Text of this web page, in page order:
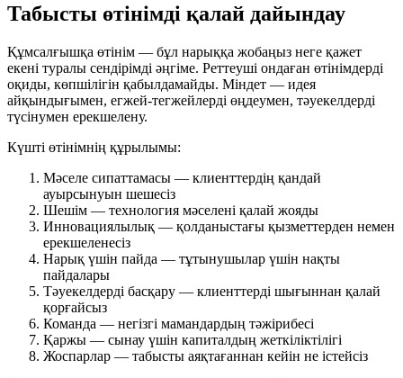
Табысты өтінімді қалай дайындау
Құмсалғышқа өтінім — бұл нарыққа жобаңыз неге қажет
екені туралы сендірімді әңгіме. Реттеуші ондаған өтінімдерді
оқиды, көпшілігін қабылдамайды. Міндет — идея
айқындығымен, егжей-тегжейлерді өңдеумен, тәуекелдерді
түсінумен ерекшелену.
Күшті өтінімнің құрылымы:
Мәселе сипаттамасы — клиенттердің қандай
ауырсынуын шешесіз
Шешім — технология мәселені қалай жояды
Инновациялылық — қолданыстағы қызметтерден немен
ерекшеленесіз
Нарық үшін пайда — тұтынушылар үшін нақты
пайдалары
Тәуекелдерді басқару — клиенттерді шығыннан қалай
қорғайсыз
Команда — негізгі мамандардың тәжірибесі
Қаржы — сынау үшін капиталдың жеткіліктілігі
Жоспарлар — табысты аяқтағаннан кейін не істейсіз